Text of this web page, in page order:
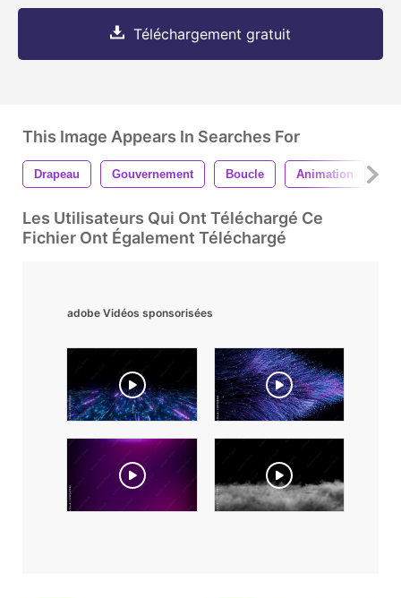
Téléchargement gratuit
This Image Appears In Searches For
Drapeau Gouvernement Boucle Animation
Les Utilisateurs Qui Ont Téléchargé Ce
Fichier Ont Également Téléchargé
adobe Vidéos sponsorisées